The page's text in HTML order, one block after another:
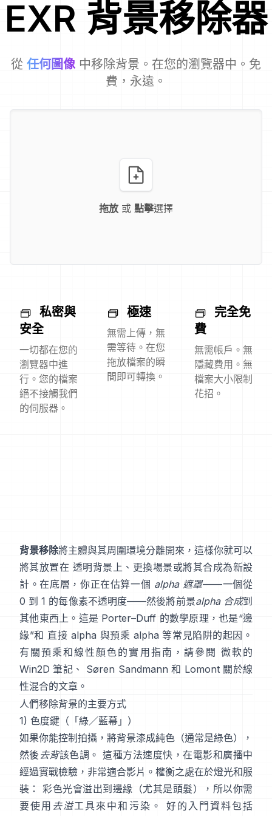
EXR 背景移除器
從 任何圖像 中移除背景。在您的瀏覽器中。免
費，永遠。
拖放 或 點擊選擇
私密與
安全
一切都在您的
瀏覽器中進
行。您的檔案
絕不接觸我們
的伺服器。
極速
無需上傳，無
需等待。在您
拖放檔案的瞬
間即可轉換。
完全免
費
無需帳戶。無
隱藏費用。無
檔案大小限制
花招。
背景移除將主體與其周圍環境分離開來，這樣你就可以
將其放置在 透明背景上、更換場景或將其合成為新設
計。在底層，你正在估算一個 alpha 遮罩——一個從
0 到 1 的每像素不透明度——然後將前景alpha 合成到
其他東西上。這是 Porter–Duff 的數學原理，也是“邊
緣”和 直接 alpha 與預乘 alpha 等常見陷阱的起因。
有關預乘和線性顏色的實用指南，請參閱 微軟的
Win2D 筆記 、 Søren Sandmann 和 Lomont 關於線
性混合的文章 。
人們移除背景的主要方式
1) 色度鍵（「綠／藍幕」）
如果你能控制拍攝，將背景漆成純色（通常是綠色），
然後 去背該色調。 這種方法速度快，在電影和廣播中
經過實戰檢驗，非常適合影片。權衡之處在於燈光和服
裝： 彩色光會溢出到邊緣（尤其是頭髮），所以你需
要使用 去溢工具來中和污染。 好的入門資料包括